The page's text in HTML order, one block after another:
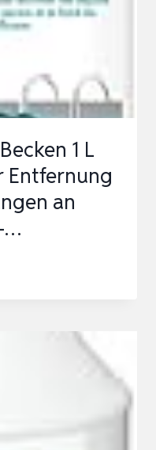
1 L
Entfernung
an
…